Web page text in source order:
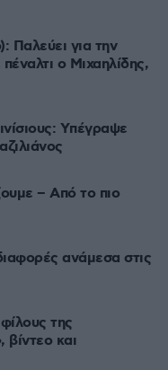
Παλεύει για την
ο Μιχαηλίδης,
Yπέγραψε
– Από το πιο
ανάμεσα στις
της
και